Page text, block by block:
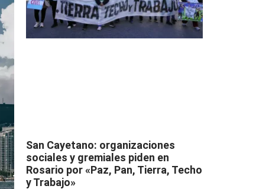
San Cayetano: organizaciones
sociales y gremiales piden en
Rosario por «Paz, Pan, Tierra, Techo
y Trabajo»